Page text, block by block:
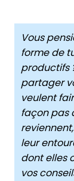
Vous
forme de
productifs
partager
veulent
façon pas
leur
dont elles
vos